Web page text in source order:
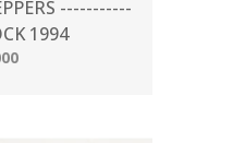
-----------
1994